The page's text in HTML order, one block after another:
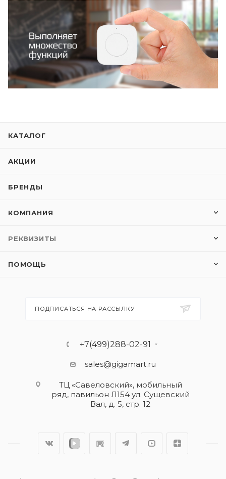
КАТАЛОГ
АКЦИИ
БРЕНДЫ
КОМПАНИЯ
РЕКВИЗИТЫ
ПОМОЩЬ
ПОДПИСАТЬСЯ НА РАССЫЛКУ
+7(499)288-02-91
sales@gigamart.ru
ТЦ «Савеловский», мобильный
ряд, павильон Л154 ул. Сущевский
Вал, д. 5, стр. 12